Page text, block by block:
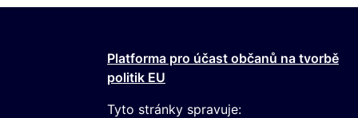
Platforma pro účast občanů na tvorbě
politik EU
Tyto stránky spravuje: